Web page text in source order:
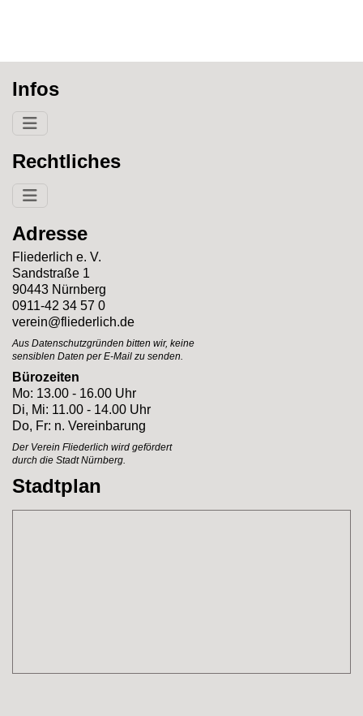
Infos
Rechtliches
Adresse
Fliederlich e. V.
Sandstraße 1
90443 Nürnberg
0911-42 34 57 0
verein@fliederlich.de
Aus Datenschutzgründen bitten wir, keine
sensiblen Daten per E-Mail zu senden.
Bürozeiten
Mo: 13.00 - 16.00 Uhr
Di, Mi: 11.00 - 14.00 Uhr
Do, Fr: n. Vereinbarung
Der Verein Fliederlich wird gefördert
durch die Stadt Nürnberg.
Stadtplan